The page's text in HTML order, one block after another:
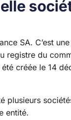
SA. C’est
registre du
créée le 14
plusieurs
entité.